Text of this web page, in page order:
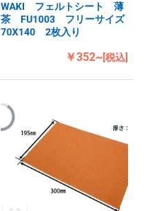
WAKI フェルトシート 薄
茶 FU1003 フリーサイズ
70X140 2枚入り
￥352~[税込]